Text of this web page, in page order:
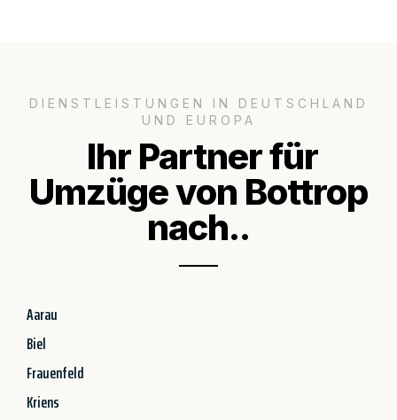
DIENSTLEISTUNGEN IN DEUTSCHLAND
UND EUROPA
Ihr Partner für
Umzüge von Bottrop
nach..
Aarau
Biel
Frauenfeld
Kriens